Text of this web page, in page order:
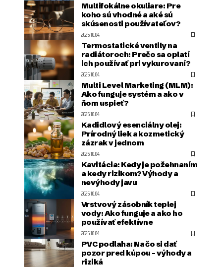
Multifokálne okuliare: Pre
koho sú vhodné a aké sú
skúsenosti používateľov?
2025.10.04.
Termostatické ventily na
radiátoroch: Prečo sa oplatí
ich používať pri vykurovaní?
2025.10.04.
Multi Level Marketing (MLM):
Ako funguje systém a ako v
ňom uspieť?
2025.10.04.
Kadidlový esenciálny olej:
Prírodný liek a kozmetický
zázrak v jednom
2025.10.04.
Kavitácia: Kedy je požehnaním
a kedy rizikom? Výhody a
nevýhody javu
2025.10.04.
Vrstvový zásobník teplej
vody: Ako funguje a ako ho
používať efektívne
2025.10.04.
PVC podlaha: Na čo si dať
pozor pred kúpou – výhody a
riziká